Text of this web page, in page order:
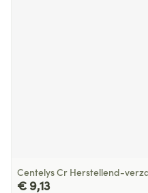
Centelys Cr Herstellend-
€ 9,13